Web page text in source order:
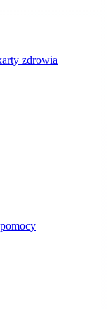
zdrowia